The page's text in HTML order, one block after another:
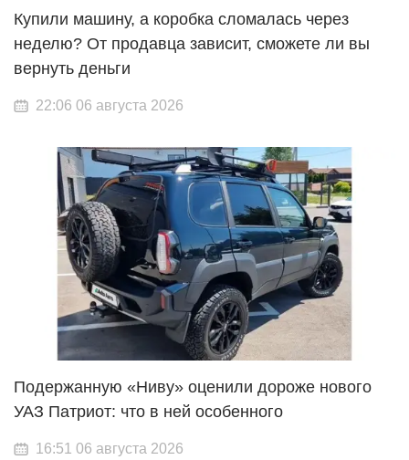
Купили машину, а коробка сломалась через
неделю? От продавца зависит, сможете ли вы
вернуть деньги
22:06 06 августа 2026
Подержанную «Ниву» оценили дороже нового
УАЗ Патриот: что в ней особенного
16:51 06 августа 2026